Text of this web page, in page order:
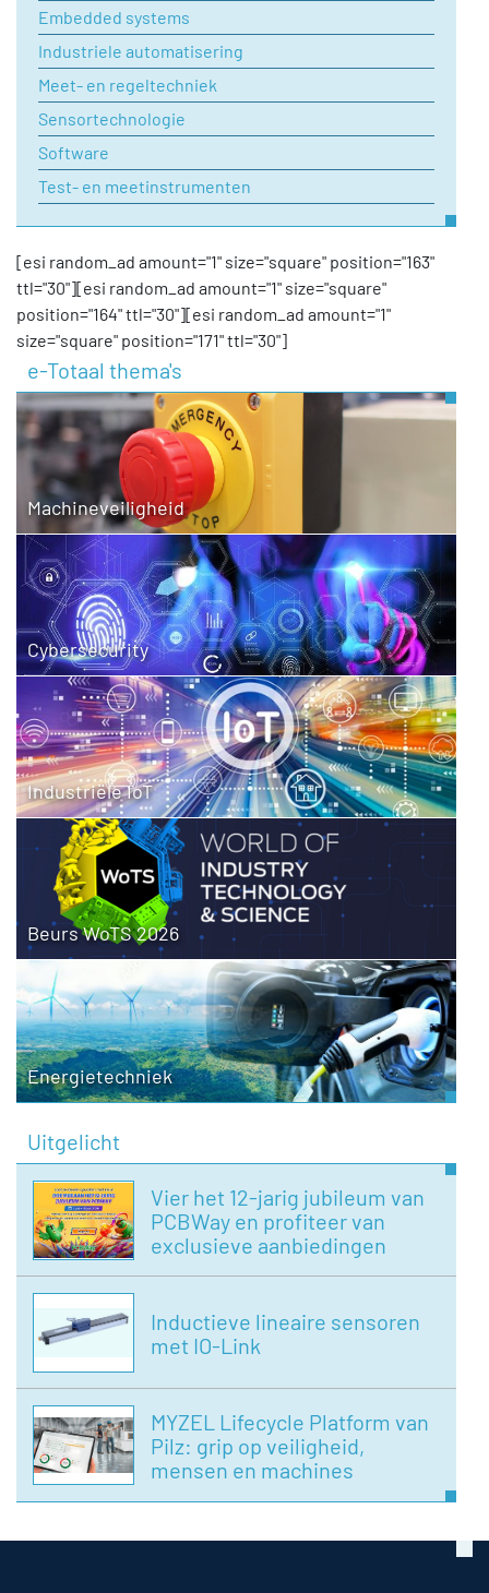
Embedded systems
Industriele automatisering
Meet- en regeltechniek
Sensortechnologie
Software
Test- en meetinstrumenten
[esi random_ad amount="1" size="square" position="163"
ttl="30"][esi random_ad amount="1" size="square"
position="164" ttl="30"][esi random_ad amount="1"
size="square" position="171" ttl="30"]
e-Totaal thema's
Machineveiligheid
Cybersecurity
Industriële IoT
Beurs WoTS 2026
Energietechniek
Uitgelicht
Vier het 12-jarig jubileum van
PCBWay en profiteer van
exclusieve aanbiedingen
Inductieve lineaire sensoren
met IO-Link
MYZEL Lifecycle Platform van
Pilz: grip op veiligheid,
mensen en machines